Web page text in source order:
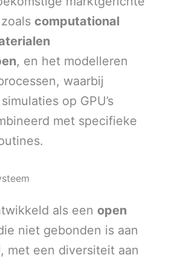
zoalscomputational
, en het modelleren
waarbij
op GPU’s
met specifieke
als eenopen
niet gebonden is aan
met een diversiteit aan